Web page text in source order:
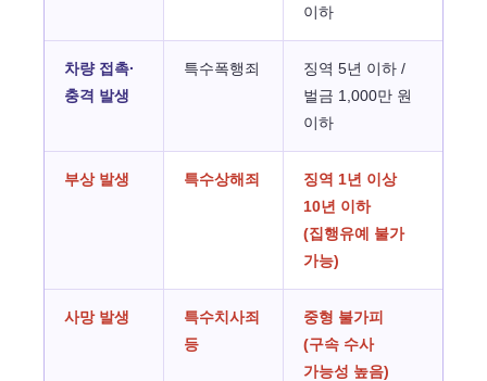
이하
차량 접촉·
충격 발생
특수폭행죄
징역 5년 이하 /
벌금 1,000만 원
이하
부상 발생 특수상해죄
징역 1년 이상
10년 이하
(집행유예 불가
가능)
사망 발생
특수치사죄
등
중형 불가피
(구속 수사
가능성 높음)